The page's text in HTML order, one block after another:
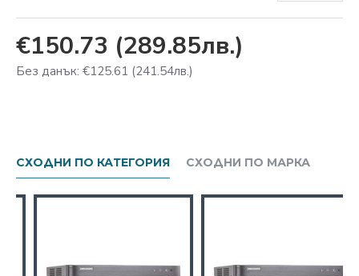
€150.73 (289.85лв.)
Без данък: €125.61 (241.54лв.)
СХОДНИ ПО КАТЕГОРИЯ СХОДНИ ПО МАРКА